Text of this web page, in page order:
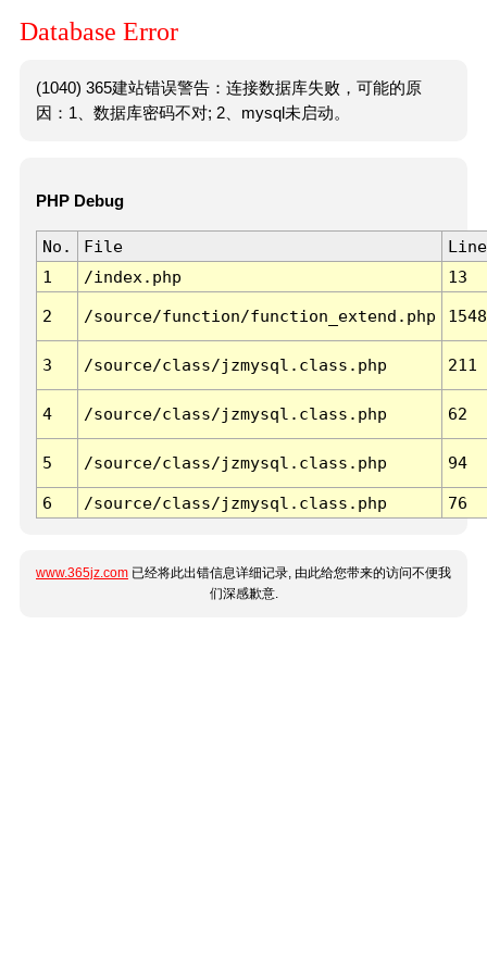
Database Error
(1040) 365建站错误警告：连接数据库失败，可能的原
因：1、数据库密码不对; 2、mysql未启动。
PHP Debug
No. File
Line
1
/index.php 13
2 /source/function/function_extend.php 1548
3 /source/class/jzmysql.class.php 211
4 /source/class/jzmysql.class.php 62
5 /source/class/jzmysql.class.php 94
6 /source/class/jzmysql.class.php 76
www.365jz.com 已经将此出错信息详细记录, 由此给您带来的访问不便我
们深感歉意.